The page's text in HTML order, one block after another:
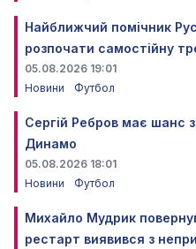
Найближчий помічник
розпочати самостійну
05.08.2026 19:01
Новини
Футбол
Сергій Ребров має шанс
Динамо
05.08.2026 18:01
Новини
Футбол
Михайло Мудрик
рестарт виявився з